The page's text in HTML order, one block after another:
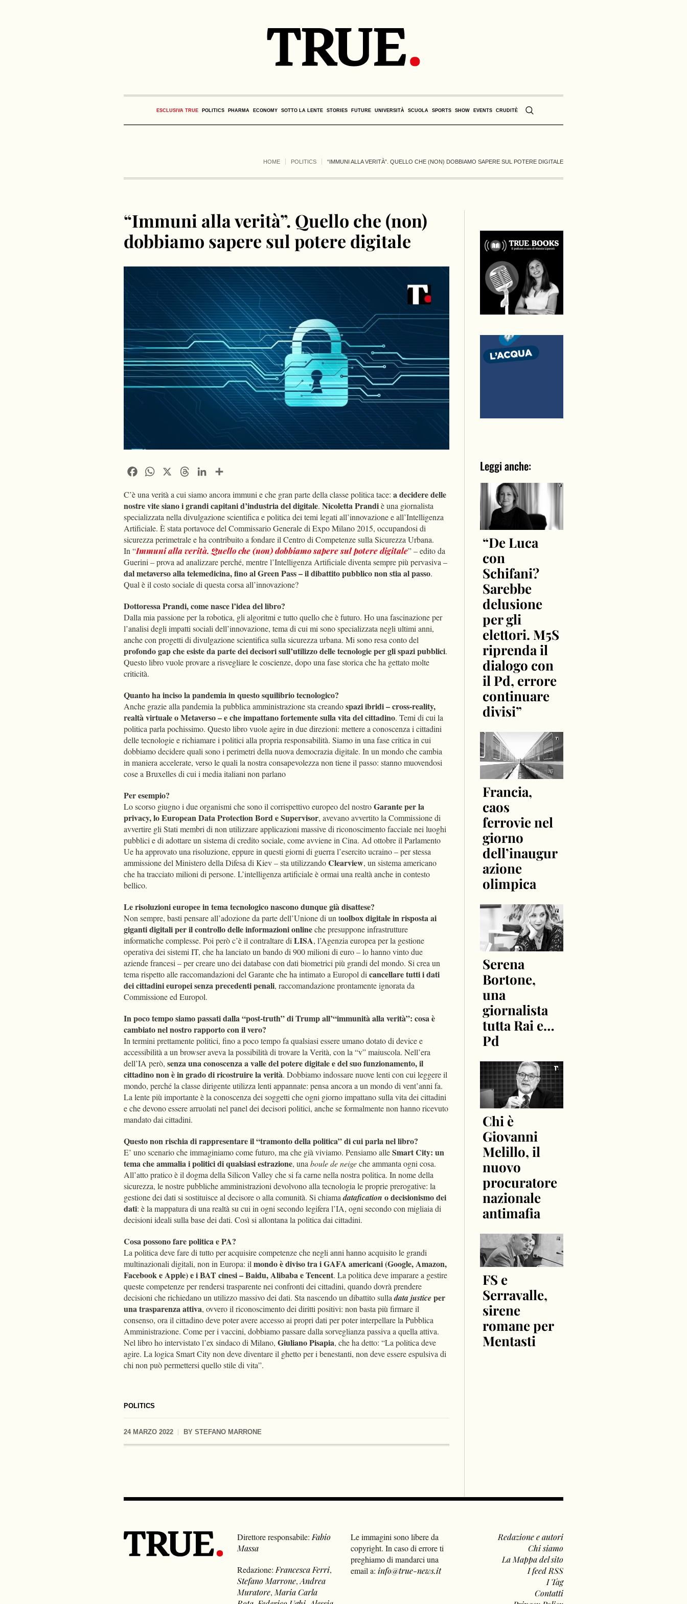
ESCLUSIVA TRUE POLITICS PHARMA ECONOMY SOTTO LA LENTE STORIES FUTURE UNIVERSITÀ SCUOLA SPORTS SHOW EVENTS CRUDITÈ
HOME POLITICS “IMMUNI ALLA VERITÀ”. QUELLO CHE (NON) DOBBIAMO SAPERE SUL POTERE DIGITALE
POLITICS
“Immuni alla verità”. Quello che (non)
dobbiamo sapere sul potere digitale
24 MARZO 2022 BY STEFANO MARRONE
FacebookWhatsApp ThreadsLinkedIn
C’è una verità a cui siamo ancora immuni e che gran parte della classe politica tace: a decidere delle
nostre vite siano i grandi capitani d’industria del digitale. Nicoletta Prandiè una giornalista
specializzata nella divulgazione scientifica e politica dei temi legati all’innovazione e all’Intelligenza
Artificiale. È stata portavoce del Commissario Generale di Expo Milano 2015, occupandosi di
sicurezza perimetrale e ha contribuito a fondare il Centro di Competenze sulla Sicurezza Urbana.
In “Immuni alla verità. Quello che (non) dobbiamo sapere sul potere digitale” – edito da
Guerini – prova ad analizzare perché, mentre l’Intelligenza Artificiale diventa sempre più pervasiva –
dal metaverso alla telemedicina, fino al Green Pass – il dibattito pubblico non stia al passo.
Qual è il costo sociale di questa corsa all’innovazione?
Dottoressa Prandi, come nasce l’idea del libro?
Dalla mia passione per la robotica, gli algoritmi e tutto quello che è futuro. Ho una fascinazione per
l’analisi degli impatti sociali dell’innovazione, tema di cui mi sono specializzata negli ultimi anni,
anche con progetti di divulgazione scientifica sulla sicurezza urbana. Mi sono resa conto del
profondo gap che esiste da parte dei decisori sull’utilizzo delle tecnologie per gli spazi pubblici.
Questo libro vuole provare a risvegliare le coscienze, dopo una fase storica che ha gettato molte
criticità.
Quanto ha inciso la pandemia in questo squilibrio tecnologico?
Anche grazie alla pandemia la pubblica amministrazione sta creandospazi ibridi – cross-reality,
realtà virtuale o Metaverso – e che impattano fortemente sulla vita del cittadino. Temi di cui la
politica parla pochissimo. Questo libro vuole agire in due direzioni: mettere a conoscenza i cittadini
delle tecnologie e richiamare i politici alla propria responsabilità. Siamo in una fase critica in cui
dobbiamo decidere quali sono i perimetri della nuova democrazia digitale. In un mondo che cambia
in maniera accelerate, verso le quali la nostra consapevolezza non tiene il passo: stanno muovendosi
cose a Bruxelles di cui i media italiani non parlano
Per esempio?
Lo scorso giugno i due organismi che sono il corrispettivo europeo del nostroGarante per la
privacy, lo European Data Protection Bord e Supervisor, avevano avvertito la Commissione di
avvertire gli Stati membri di non utilizzare applicazioni massive di riconoscimento facciale nei luoghi
pubblici e di adottare un sistema di credito sociale, come avviene in Cina. Ad ottobre il Parlamento
Ue ha approvato una risoluzione, eppure in questi giorni di guerra l’esercito ucraino – per stessa
ammissione del Ministero della Difesa di Kiev – sta utilizzandoClearview, un sistema americano
che ha tracciato milioni di persone. L’intelligenza artificiale è ormai una realtà anche in contesto
bellico.
Le risoluzioni europee in tema tecnologico nascono dunque già disattese?
Non sempre, basti pensare all’adozione da parte dell’Unione di un toolbox digitale in risposta ai
giganti digitali per il controllo delle informazioni onlineche presuppone infrastrutture
informatiche complesse. Poi però c’è il contraltare diLISA, l’Agenzia europea per la gestione
operativa dei sistemi IT, che ha lanciato un bando di 900 milioni di euro – lo hanno vinto due
aziende francesi – per creare uno dei database con dati biometrici più grandi del mondo. Si crea un
tema rispetto alle raccomandazioni del Garante che ha intimato a Europol dicancellare tutti i dati
dei cittadini europei senza precedenti penali, raccomandazione prontamente ignorata da
Commissione ed Europol.
In poco tempo siamo passati dalla “post-truth” di Trump all’“immunità alla verità”: cosa è
cambiato nel nostro rapporto con il vero?
In termini prettamente politici, fino a poco tempo fa qualsiasi essere umano dotato di device e
accessibilità a un browser aveva la possibilità di trovare la Verità, con la “v” maiuscola. Nell’era
dell’IA però, senza una conoscenza a valle del potere digitale e del suo funzionamento, il
cittadino non è in grado di ricostruire la verità. Dobbiamo indossare nuove lenti con cui leggere il
mondo, perché la classe dirigente utilizza lenti appannate: pensa ancora a un mondo di vent’anni fa.
La lente più importante è la conoscenza dei soggetti che ogni giorno impattano sulla vita dei cittadini
e che devono essere arruolati nel panel dei decisori politici, anche se formalmente non hanno ricevuto
mandato dai cittadini.
Questo non rischia di rappresentare il “tramonto della politica” di cui parla nel libro?
E’ uno scenario che immaginiamo come futuro, ma che già viviamo. Pensiamo alleSmart City: un
tema che ammalia i politici di qualsiasi estrazione, unaboule de neigeche ammanta ogni cosa.
All’atto pratico è il dogma della Silicon Valley che si fa carne nella nostra politica. In nome della
sicurezza, le nostre pubbliche amministrazioni devolvono alla tecnologia le proprie prerogative: la
gestione dei dati si sostituisce al decisore o alla comunità. Si chiamadatafication o decisionismo dei
dati: è la mappatura di una realtà su cui in ogni secondo legifera l’IA, ogni secondo con migliaia di
decisioni ideali sulla base dei dati. Così si allontana la politica dai cittadini.
Cosa possono fare politica e PA?
La politica deve fare di tutto per acquisire competenze che negli anni hanno acquisito le grandi
multinazionali digitali, non in Europa: ilmondo è diviso tra i GAFA americani (Google, Amazon,
Facebook e Apple) e i BAT cinesi – Baidu, Alibaba e Tencent. La politica deve imparare a gestire
queste competenze per rendersi trasparente nei confronti dei cittadini, quando dovrà prendere
decisioni che richiedano un utilizzo massivo dei dati. Sta nascendo un dibattito sulladata justiceper
una trasparenza attiva, ovvero il riconoscimento dei diritti positivi: non basta più firmare il
consenso, ora il cittadino deve poter avere accesso ai propri dati per poter interpellare la Pubblica
Amministrazione. Come per i vaccini, dobbiamo passare dalla sorveglianza passiva a quella attiva.
Nel libro ho intervistato l’ex sindaco di Milano, Giuliano Pisapia, che ha detto: “La politica deve
agire. La logica Smart City non deve diventare il ghetto per i benestanti, non deve essere espulsiva di
chi non può permettersi quello stile di vita”.
Leggi anche:
“De Luca
con
Schifani?
Sarebbe
delusione
per gli
elettori. M5S
riprenda il
dialogo con
il Pd, errore
continuare
divisi”
Francia,
caos
ferrovie nel
giorno
dell’inaugur
azione
olimpica
Serena
Bortone,
una
giornalista
tutta Rai e…
Pd
Chi è
Giovanni
Melillo, il
nuovo
procuratore
nazionale
antimafia
FS e
Serravalle,
sirene
romane per
Mentasti
Direttore responsabile:Fabio
Massa
Redazione:Francesca Ferri,
Stefano Marrone,Andrea
Muratore,Maria Carla
Le immagini sono libere da
copyright. In caso di errore ti
preghiamo di mandarci una
email a: info@true-news.it
Redazione e autori
Chi siamo
La Mappa del sito
I feed RSS
I Tag
Contatti